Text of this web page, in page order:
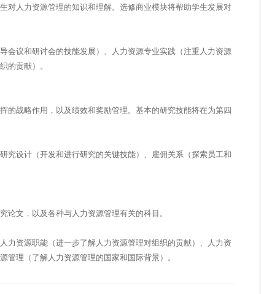
对人力资源管理的知识和理解。选修商业模块将帮助学生发展对
会议和研讨会的技能发展）、人力资源专业实践（注重人力资源
的贡献）。
的战略作用，以及绩效和奖励管理。基本的研究技能将在为第四
究设计（开发和进行研究的关键技能）、雇佣关系（探索员工和
论文，以及各种与人力资源管理有关的科目。
力资源职能（进一步了解人力资源管理对组织的贡献）、人力资
管理（了解人力资源管理的国家和国际背景）。